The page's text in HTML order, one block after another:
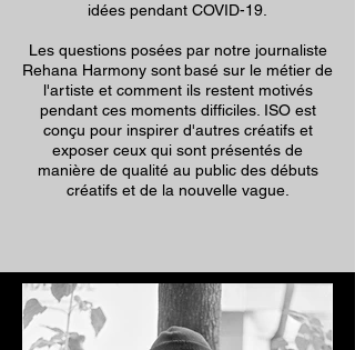
idées pendant COVID-19.
Les questions posées par notre journaliste
Rehana Harmony sontbasé sur le métier de
l'artiste et comment ils restent motivés
pendant ces moments difficiles. ISO est
conçu pour inspirer d'autres créatifs et
exposer ceux qui sont présentés de
manière de qualité au public des débuts
créatifs et de la nouvelle vague.